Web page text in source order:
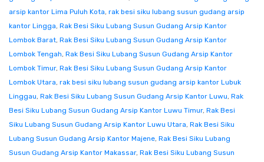
arsip kantor Lima Puluh Kota, rak besi siku lubang susun gudang arsip
kantor Lingga, Rak Besi Siku Lubang Susun Gudang Arsip Kantor
Lombok Barat, Rak Besi Siku Lubang Susun Gudang Arsip Kantor
Lombok Tengah, Rak Besi Siku Lubang Susun Gudang Arsip Kantor
Lombok Timur, Rak Besi Siku Lubang Susun Gudang Arsip Kantor
Lombok Utara, rak besi siku lubang susun gudang arsip kantor Lubuk
Linggau, Rak Besi Siku Lubang Susun Gudang Arsip Kantor Luwu, Rak
Besi Siku Lubang Susun Gudang Arsip Kantor Luwu Timur, Rak Besi
Siku Lubang Susun Gudang Arsip Kantor Luwu Utara, Rak Besi Siku
Lubang Susun Gudang Arsip Kantor Majene, Rak Besi Siku Lubang
Susun Gudang Arsip Kantor Makassar, Rak Besi Siku Lubang Susun